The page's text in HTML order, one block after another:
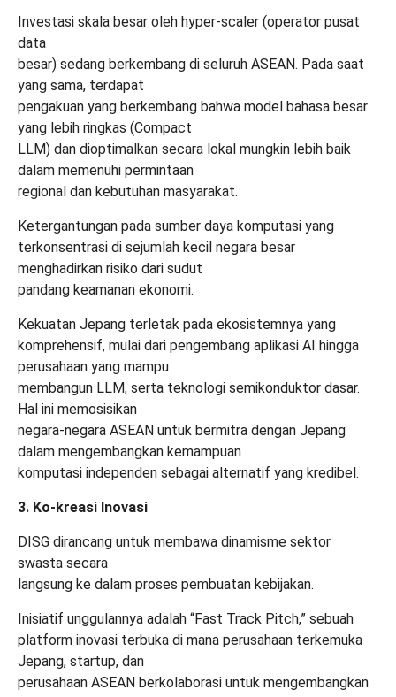
Investasi skala besar oleh hyper-scaler (operator pusat
data
besar) sedang berkembang di seluruh ASEAN. Pada saat
yang sama, terdapat
pengakuan yang berkembang bahwa model bahasa besar
yang lebih ringkas (Compact
LLM) dan dioptimalkan secara lokal mungkin lebih baik
dalam memenuhi permintaan
regional dan kebutuhan masyarakat.
Ketergantungan pada sumber daya komputasi yang
terkonsentrasi di sejumlah kecil negara besar
menghadirkan risiko dari sudut
pandang keamanan ekonomi.
Kekuatan Jepang terletak pada ekosistemnya yang
komprehensif, mulai dari pengembang aplikasi AI hingga
perusahaan yang mampu
membangun LLM, serta teknologi semikonduktor dasar.
Hal ini memosisikan
negara-negara ASEAN untuk bermitra dengan Jepang
dalam mengembangkan kemampuan
komputasi independen sebagai alternatif yang kredibel.
3. Ko-kreasi Inovasi
DISG dirancang untuk membawa dinamisme sektor
swasta secara
langsung ke dalam proses pembuatan kebijakan.
Inisiatif unggulannya adalah “Fast Track Pitch,” sebuah
platform inovasi terbuka di mana perusahaan terkemuka
Jepang, startup, dan
perusahaan ASEAN berkolaborasi untuk mengembangkan